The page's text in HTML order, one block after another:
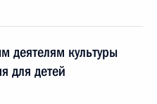
деятелям культуры
для детей